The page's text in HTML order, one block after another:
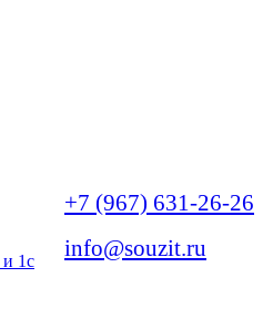
+7 (967) 631-26-26
info@souzit.ru
1с